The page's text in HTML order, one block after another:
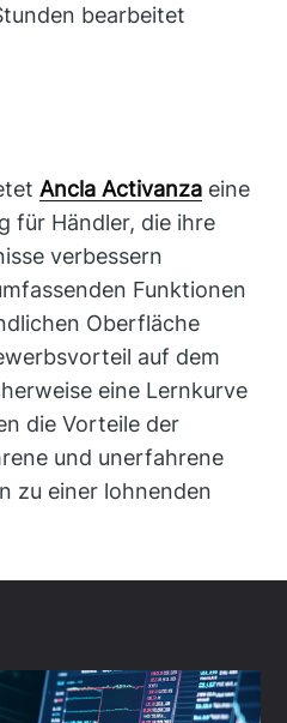
bearbeitet
Ancla Activanza eine
für Händler, die ihre
verbessern
Funktionen
Oberfläche
auf dem
eine Lernkurve
die Vorteile der
und unerfahrene
zu einer lohnenden